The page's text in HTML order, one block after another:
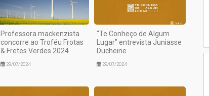
Professora mackenzista
concorre ao Troféu Frotas
& Fretes Verdes 2024
29/07/2024
“Te Conheço de Algum
Lugar” entrevista Juniasse
Ducheine
29/07/2024